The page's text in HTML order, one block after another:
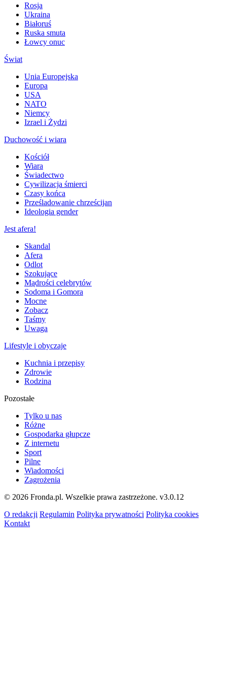
Rosja
Ukraina
Białoruś
Ruska smuta
Łowcy onuc
Świat
Unia Europejska
Europa
USA
NATO
Niemcy
Izrael i Żydzi
Duchowość i wiara
Kościół
Wiara
Świadectwo
Cywilizacja śmierci
Czasy końca
Prześladowanie chrześcijan
Ideologia gender
Jest afera!
Skandal
Afera
Odlot
Szokujące
Mądrości celebrytów
Sodoma i Gomora
Mocne
Zobacz
Taśmy
Uwaga
Lifestyle i obyczaje
Kuchnia i przepisy
Zdrowie
Rodzina
Pozostałe
Tylko u nas
Różne
Gospodarka głupcze
Z internetu
Sport
Pilne
Wiadomości
Zagrożenia
© 2026 Fronda.pl. Wszelkie prawa zastrzeżone. v3.0.12
O redakcji Regulamin Polityka prywatności Polityka cookies
Kontakt